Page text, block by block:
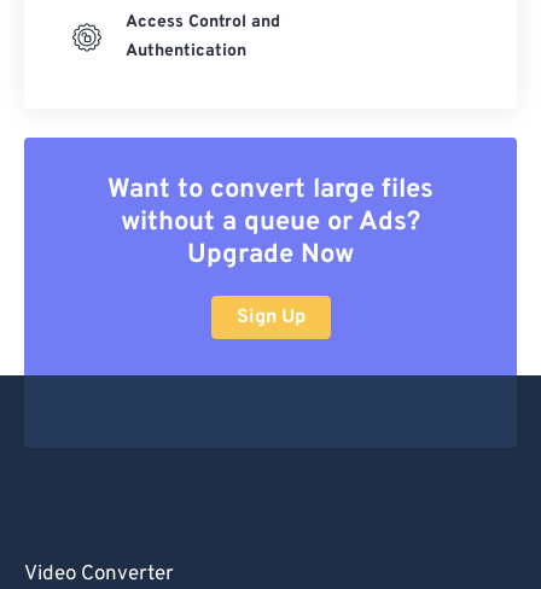
Access Control and
Authentication
Want to convert large files
without a queue or Ads?
Upgrade Now
Sign Up
Video Converter